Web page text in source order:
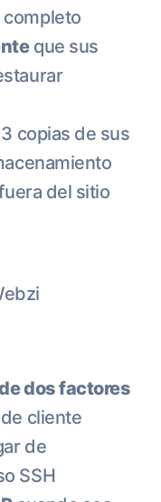
que sus
3 copias de sus
del sitio
dos factores
cliente
de
SSH